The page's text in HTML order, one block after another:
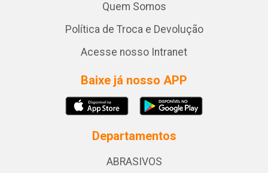
Quem Somos
Política de Troca e Devolução
Acesse nosso Intranet
Baixe já nosso APP
Departamentos
ABRASIVOS